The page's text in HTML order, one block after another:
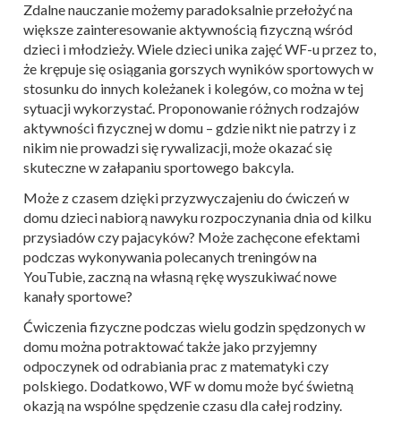
Zdalne nauczanie możemy paradoksalnie przełożyć na
większe zainteresowanie aktywnością fizyczną wśród
dzieci i młodzieży. Wiele dzieci unika zajęć WF-u przez to,
że krępuje się osiągania gorszych wyników sportowych w
stosunku do innych koleżanek i kolegów, co można w tej
sytuacji wykorzystać. Proponowanie różnych rodzajów
aktywności fizycznej w domu – gdzie nikt nie patrzy i z
nikim nie prowadzi się rywalizacji, może okazać się
skuteczne w załapaniu sportowego bakcyla.
Może z czasem dzięki przyzwyczajeniu do ćwiczeń w
domu dzieci nabiorą nawyku rozpoczynania dnia od kilku
przysiadów czy pajacyków? Może zachęcone efektami
podczas wykonywania polecanych treningów na
YouTubie, zaczną na własną rękę wyszukiwać nowe
kanały sportowe?
Ćwiczenia fizyczne podczas wielu godzin spędzonych w
domu można potraktować także jako przyjemny
odpoczynek od odrabiania prac z matematyki czy
polskiego. Dodatkowo, WF w domu może być świetną
okazją na wspólne spędzenie czasu dla całej rodziny.